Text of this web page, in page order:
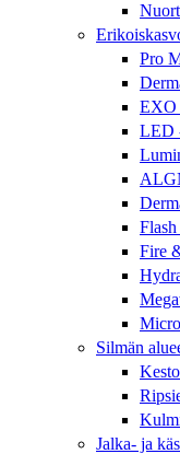
Pro
EXO
LED
Fire
Silmän
Jalka- ja